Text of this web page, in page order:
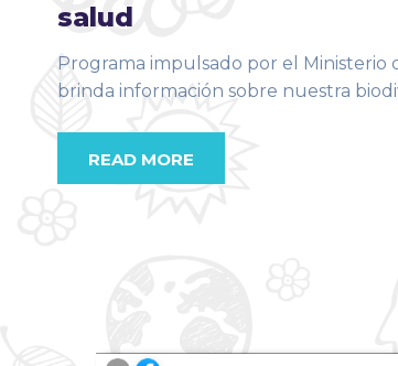
salud
Programa impulsado por el Ministerio
brinda información sobre nuestra
READ MORE